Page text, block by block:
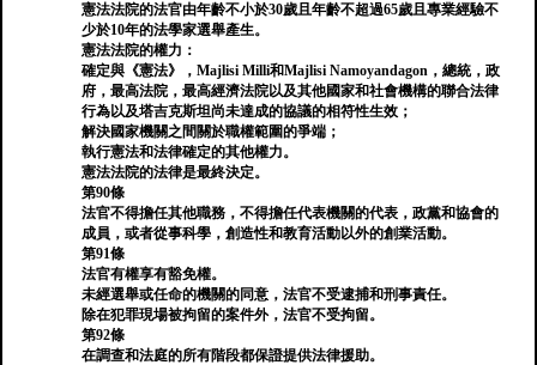
憲法法院的法官由年齡不小於30歲且年齡不超過65歲且專業經驗不
少於10年的法學家選舉產生。
憲法法院的權力：
確定與《憲法》，Majlisi Milli和Majlisi Namoyandagon，總統，政
府，最高法院，最高經濟法院以及其他國家和社會機構的聯合法律
行為以及塔吉克斯坦尚未達成的協議的相符性生效；
解決國家機關之間關於職權範圍的爭端；
執行憲法和法律確定的其他權力。
憲法法院的法律是最終決定。
第90條
法官不得擔任其他職務，不得擔任代表機關的代表，政黨和協會的
成員，或者從事科學，創造性和教育活動以外的創業活動。
第91條
法官有權享有豁免權。
未經選舉或任命的機關的同意，法官不受逮捕和刑事責任。
除在犯罪現場被拘留的案件外，法官不受拘留。
第92條
在調查和法庭的所有階段都保證提供法律援助。